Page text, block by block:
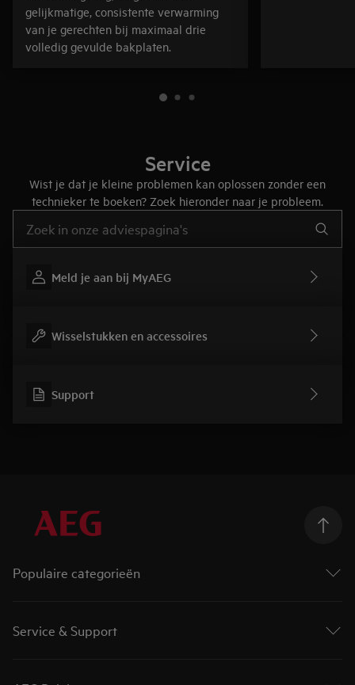
gelijkmatige, consistente verwarming
van je gerechten bij maximaal drie
volledig gevulde bakplaten.
Service
Wist je dat je kleine problemen kan oplossen zonder een
technieker te boeken? Zoek hieronder naar je probleem.
Meld je aan bij MyAEG
Wisselstukken en accessoires
Support
Populaire categorieën
Droogkasten
Was-droogcombinaties
Service & Support